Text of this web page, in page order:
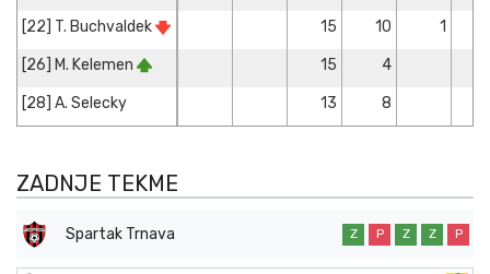
[22] T. Buchvaldek 15 10 1
[26] M. Kelemen 15 4
[28] A. Selecky 13 8
ZADNJE TEKME
Spartak Trnava Z P Z Z P